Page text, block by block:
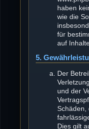
haben
wie die
für
auf
5.
Der
und der
Schäden,
Dies gilt